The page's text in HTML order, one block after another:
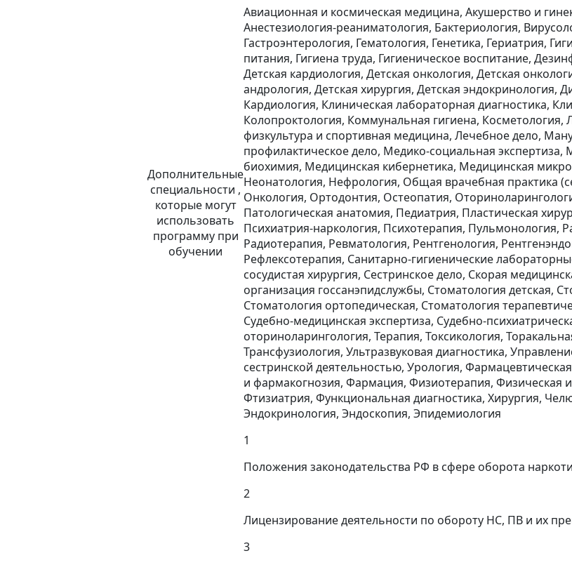
Дополнительные
специальности ,
которые могут
использовать
программу при
обучении
Авиационная и космическая медицина, Акушерство и
Анестезиология-реаниматология, Бактериология,
Гастроэнтерология, Гематология, Генетика, Гериатрия,
питания, Гигиена труда, Гигиеническое воспитание,
Детская кардиология, Детская онкология, Детская
андрология, Детская хирургия, Детская эндокринология,
Кардиология, Клиническая лабораторная диагностика,
Колопроктология, Коммунальная гигиена, Косметология,
физкультура и спортивная медицина, Лечебное дело,
профилактическое дело, Медико-социальная
биохимия, Медицинская кибернетика, Медицинская
Неонатология, Нефрология, Общая врачебная практика
Онкология, Ортодонтия, Остеопатия,
Патологическая анатомия, Педиатрия, Пластическая
Психиатрия-наркология, Психотерапия, Пульмонология,
Радиотерапия, Ревматология, Рентгенология,
Рефлексотерапия, Санитарно-гигиенические
сосудистая хирургия, Сестринское дело, Скорая
организация госсанэпидслужбы, Стоматология детская,
Стоматология ортопедическая, Стоматология
Судебно-медицинская экспертиза, Судебно-
оториноларингология, Терапия, Токсикология,
Трансфузиология, Ультразвуковая диагностика,
сестринской деятельностью, Урология,
и фармакогнозия, Фармация, Физиотерапия, Физическая
Фтизиатрия, Функциональная диагностика, Хирургия,
Эндокринология, Эндоскопия, Эпидемиология
1
Положения законодательства РФ в сфере оборота
2
Лицензирование деятельности по обороту НС, ПВ и их
3